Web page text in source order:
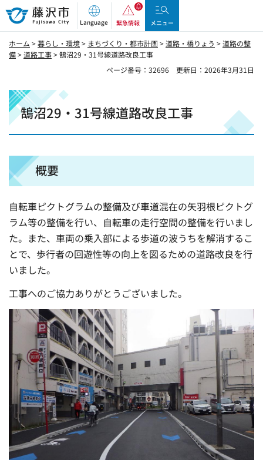
藤沢市
Language 緊急情報 メニュー
ホーム >暮らし・環境> まちづくり・都市計画>道路・橋りょう >道路の整
備>道路工事> 鵠沼29・31号線道路改良工事
ページ番号：32696
更新日：2026年3月31日
鵠沼29・31号線道路改良工事
概要
自転車ピクトグラムの整備及び車道混在の矢羽根ピクトグ
ラム等の整備を行い、自転車の走行空間の整備を行いまし
た。また、車両の乗入部による歩道の波うちを解消するこ
とで、歩行者の回遊性等の向上を図るための道路改良を行
いました。
工事へのご協力ありがとうございました。